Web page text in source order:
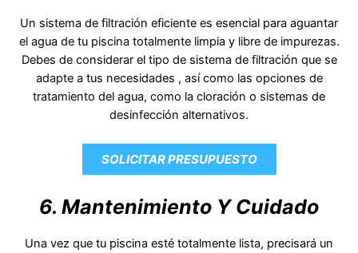
Un sistema de filtración eficiente es esencial para aguantar
el agua de tu piscina totalmente limpia y libre de impurezas.
Debes de considerar el tipo de sistema de filtración que se
adapte a tus necesidades , así como las opciones de
tratamiento del agua, como la cloración o sistemas de
desinfección alternativos.
SOLICITAR PRESUPUESTO
6. Mantenimiento Y Cuidado
Una vez que tu piscina esté totalmente lista, precisará un